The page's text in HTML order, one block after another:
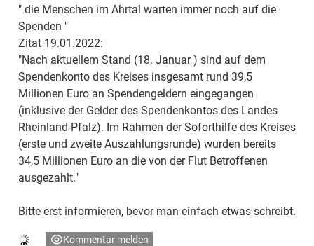
" die Menschen im Ahrtal warten immer noch auf die
Spenden "
Zitat 19.01.2022:
"Nach aktuellem Stand (18. Januar ) sind auf dem
Spendenkonto des Kreises insgesamt rund 39,5
Millionen Euro an Spendengeldern eingegangen
(inklusive der Gelder des Spendenkontos des Landes
Rheinland-Pfalz). Im Rahmen der Soforthilfe des Kreises
(erste und zweite Auszahlungsrunde) wurden bereits
34,5 Millionen Euro an die von der Flut Betroffenen
ausgezahlt."
Bitte erst informieren, bevor man einfach etwas schreibt.
Kommentar melden